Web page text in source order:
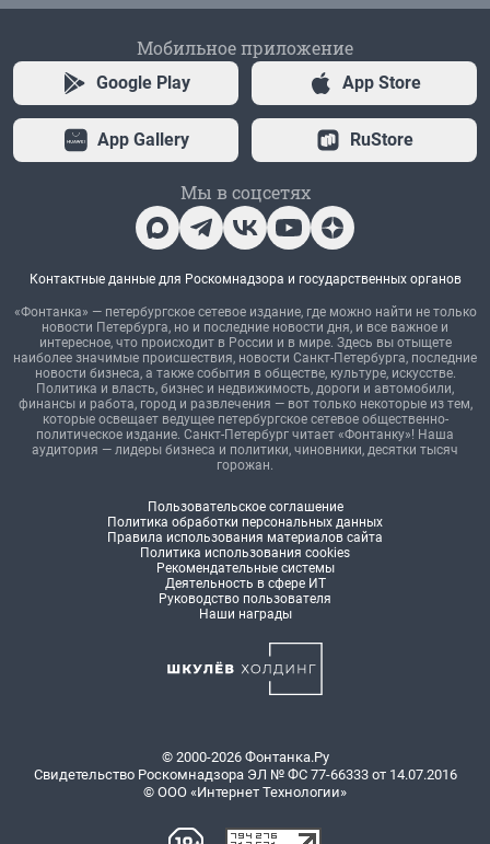
Мобильное приложение
Google Play App Store
App Gallery RuStore
Мы в соцсетях
Контактные данные для Роскомнадзора и государственных органов
«Фонтанка» — петербургское сетевое издание, где можно найти не только
новости Петербурга, но и последние новости дня, и все важное и
интересное, что происходит в России и в мире. Здесь вы отыщете
наиболее значимые происшествия, новости Санкт-Петербурга, последние
новости бизнеса, а также события в обществе, культуре, искусстве.
Политика и власть, бизнес и недвижимость, дороги и автомобили,
финансы и работа, город и развлечения — вот только некоторые из тем,
которые освещает ведущее петербургское сетевое общественно-
политическое издание. Санкт-Петербург читает «Фонтанку»! Наша
аудитория — лидеры бизнеса и политики, чиновники, десятки тысяч
горожан.
Пользовательское соглашение
Политика обработки персональных данных
Правила использования материалов сайта
Политика использования cookies
Рекомендательные системы
Деятельность в сфере ИТ
Руководство пользователя
Наши награды
© 2000-2026 Фонтанка.Ру
Свидетельство Роскомнадзора ЭЛ № ФС 77-66333 от 14.07.2016
© ООО «Интернет Технологии»